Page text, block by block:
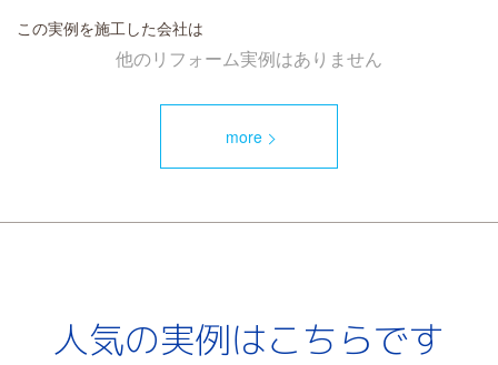
この実例を施工した会社は
他のリフォーム実例はありません
more
人気の実例はこちらです